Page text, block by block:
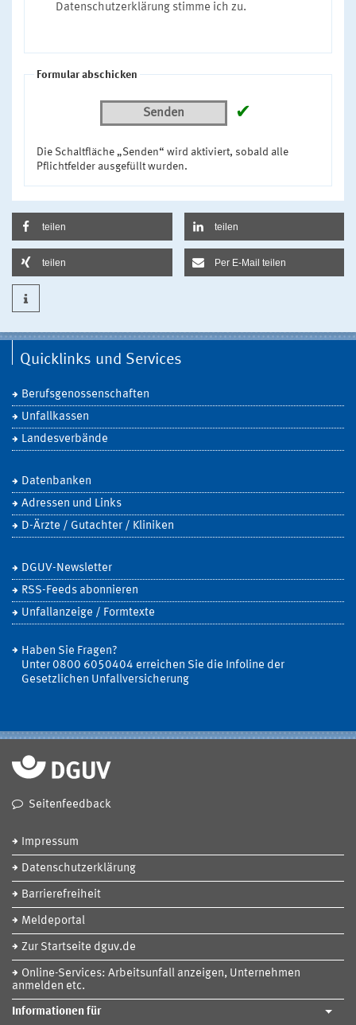
Datenschutzerklärung stimme ich zu.
Formular abschicken
Senden ✔
Die Schaltfläche „Senden“ wird aktiviert, sobald alle
Pflichtfelder ausgefüllt wurden.
teilen teilen
teilen Per E-Mail teilen
Quicklinks und Services
Berufsgenossenschaften
Unfallkassen
Landesverbände
Datenbanken
Adressen und Links
D-Ärzte / Gutachter / Kliniken
DGUV-Newsletter
RSS-Feeds abonnieren
Unfallanzeige / Formtexte
Haben Sie Fragen?
Unter 0800 6050404 erreichen Sie die Infoline der
Gesetzlichen Unfallversicherung
Seitenfeedback
Impressum
Datenschutzerklärung
Barrierefreiheit
Meldeportal
Zur Startseite dguv.de
Online-Services: Arbeitsunfall anzeigen, Unternehmen
anmelden etc.
Informationen für